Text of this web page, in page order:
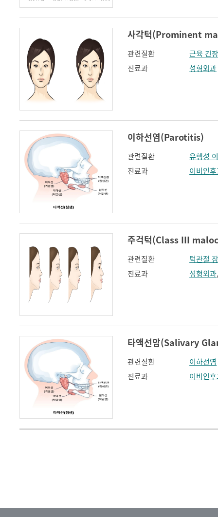
사각턱(Prominent
관련질환
근육 긴
진료과
성형외과
이하선염(Parotitis)
관련질환
유행성
진료과
이비인
주걱턱(Class III
관련질환
턱관절
진료과
성형외과
타액선암(Salivary
관련질환
이하선염
진료과
이비인